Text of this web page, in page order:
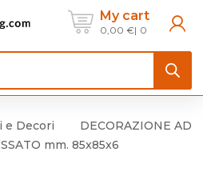
My cart
0,00 € 0
e Decori
DECORAZIONE AD
mm. 85x85x6